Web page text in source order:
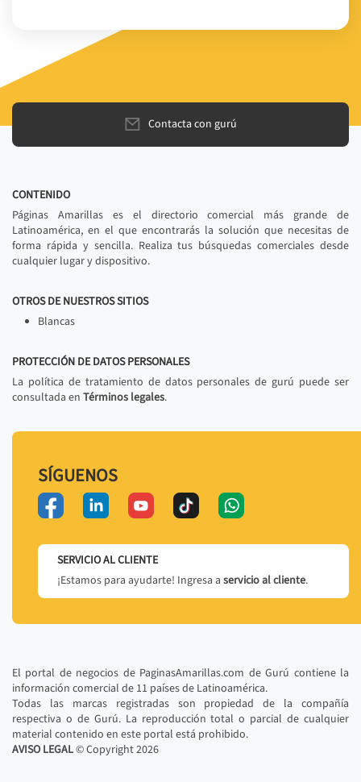
Contacta con gurú
CONTENIDO
Páginas Amarillas es el directorio comercial más grande de
Latinoamérica, en el que encontrarás la solución que necesitas de
forma rápida y sencilla. Realiza tus búsquedas comerciales desde
cualquier lugar y dispositivo.
OTROS DE NUESTROS SITIOS
Blancas
PROTECCIÓN DE DATOS PERSONALES
La política de tratamiento de datos personales de gurú puede ser
consultada en Términos legales.
SÍGUENOS
SERVICIO AL CLIENTE
¡Estamos para ayudarte! Ingresa a servicio al cliente.
El portal de negocios de PaginasAmarillas.com de Gurú contiene la
información comercial de 11 países de Latinoamérica.
Todas las marcas registradas son propiedad de la compañía
respectiva o de Gurú. La reproducción total o parcial de cualquier
material contenido en este portal está prohibido.
AVISO LEGAL© Copyright2026